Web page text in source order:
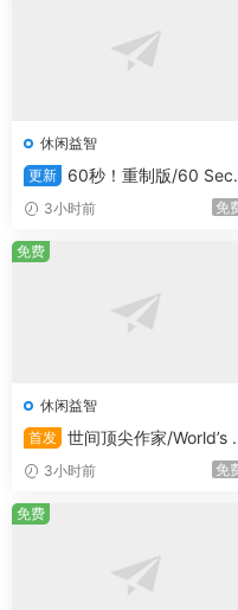
多种物品可供识别
包含了各种各样的
检能力。
动态挑战和随机事
现各种动态挑战和
趣味性，让你时刻
详细的反馈和洞察
息：
游戏中的乘客
检查乘客的各种许
患，确保机场的安全
沉浸在机场安保的高风险
模拟器》吧！
休闲益智
更新
60秒！重制版/60
nds! Reatomized
3小时前 免
休闲益智
首发 世间顶尖作家/World’s
reatest Author
3小时前 免
免费
免费